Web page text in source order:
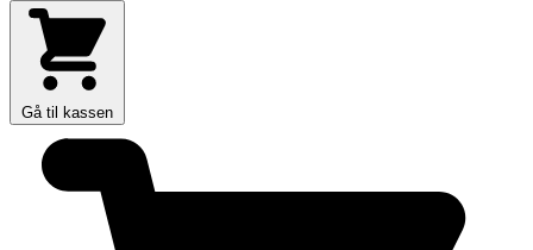
Gå til kassen